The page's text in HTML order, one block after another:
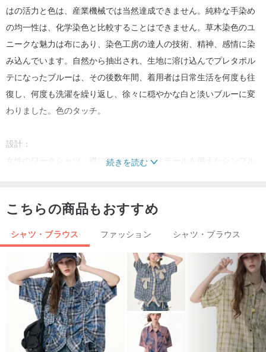
はの活力と色は、産業機械では当然達成できません。純粋な手染め
の均一性は、化学染色と比較することはできません。草木染色のユ
ニークな魅力は布にあり、染色工房の達人の技術、精神、感情に染
み込んでいます。自然から抽出され、生地に溶け込んでプレタポル
テになったブルーは、その後数年間、着用者は日常生活を何度も往
復し、何度も洗濯を繰り返し、徐々に穏やかな白と淡いブルーに変
わりました。色のタッチ。
設計：
女性のワークシャツ。襟にプリーツのディテールを備えたシンプル
明ボタンのテクスチャ：樹脂
染色：100％純粋な天然植物ブルー染料
古代の染色の部分的な不均一性や汚れは、手作りの青い染色の特別
な古代の初期スタイルを与えますが、品質の問題ではありません。
購入する前に知っておいてください。
続きを読む
こちらの商品もおすすめ
シャツ・ブラウス ファッション シャツ・ブラウス